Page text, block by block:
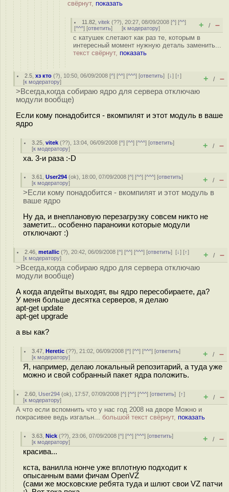
свёрнут, показать
11.82 ,vitek (??), 20:27, 08/09/2008 [^] [^^]
[^^^] [ответить] [к модератору] + / –
с катушек слетают как раз те, которым в
интересный момент нужную деталь заменить...
текст свёрнут, показать
2.5 ,хз кто (?), 10:50, 06/09/2008 [^] [^^] [^^^] [ответить][↓] [↑]
[к модератору] + / –
>Всегда,когда собираю ядро для сервера отключаю
модули вообще)
Если кому понадобится - вкомпилят и этот модуль в ваше
ядро
3.25 ,vitek (??), 13:04, 06/09/2008 [^] [^^] [^^^] [ответить]
[к модератору] + / –
ха. 3-и раза :-D
3.61 ,User294 (ok), 18:00, 07/09/2008 [^] [^^] [^^^] [ответить]
[к модератору] + / –
>Если кому понадобится - вкомпилят и этот модуль в
ваше ядро
Ну да, и внеплановую перезагрузку совсем никто не
заметит... особенно параноики которые модули
отключают :)
2.46 ,metallic (?), 20:42, 06/09/2008 [^] [^^] [^^^] [ответить][↓] [↑]
[к модератору] + / –
>Всегда,когда собираю ядро для сервера отключаю
модули вообще)
А когда апдейты выходят, вы ядро пересобираете, да?
У меня больше десятка серверов, я делаю
apt-get update
apt-get upgrade
а вы как?
3.47 ,Heretic (??), 21:02, 06/09/2008 [^] [^^] [^^^] [ответить]
[к модератору] + / –
Я, например, делаю локальный репозитарий, а туда уже
можно и свой собранный пакет ядра положить.
2.60 User294 (ok), 17:57, 07/09/2008 [^] [^^] [^^^] [ответить][↑]
[к модератору] + / –
А что если вспомнить что у нас год 2008 на дворе Можно и
покрасивее ведь изгальн... большой текст свёрнут, показать
3.63 ,Nick (??), 23:06, 07/09/2008 [^] [^^] [^^^] [ответить]
[к модератору] + / –
красива...
кста, ванилла нонче уже вплотную подходит к
опысанным вами фичам OpenVZ
(сами же московские ребята туда и шлют свои VZ патчи